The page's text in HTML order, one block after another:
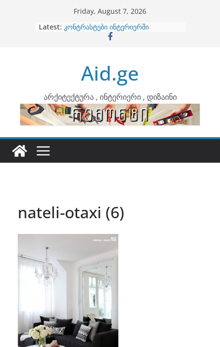
Friday, August 7, 2026
Latest: ბინების გაერთიანება
კონტრასტები ინტერიერში
ინტერიერის დიზიანი
არტემიდი წარმოგიდგენთ
Aid.ge
არქიტექტურა , ინტერიერი , დიზაინი
nateli-otaxi (6)